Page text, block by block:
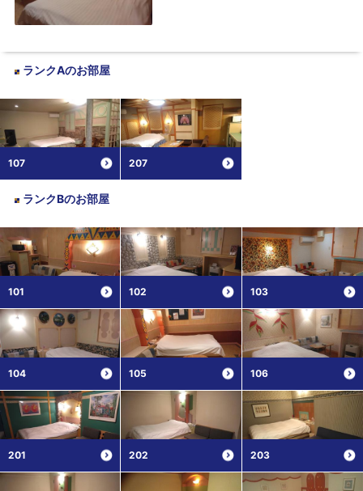
ランクAのお部屋
107 207
ランクBのお部屋
101 102 103
104 105 106
201 202 203